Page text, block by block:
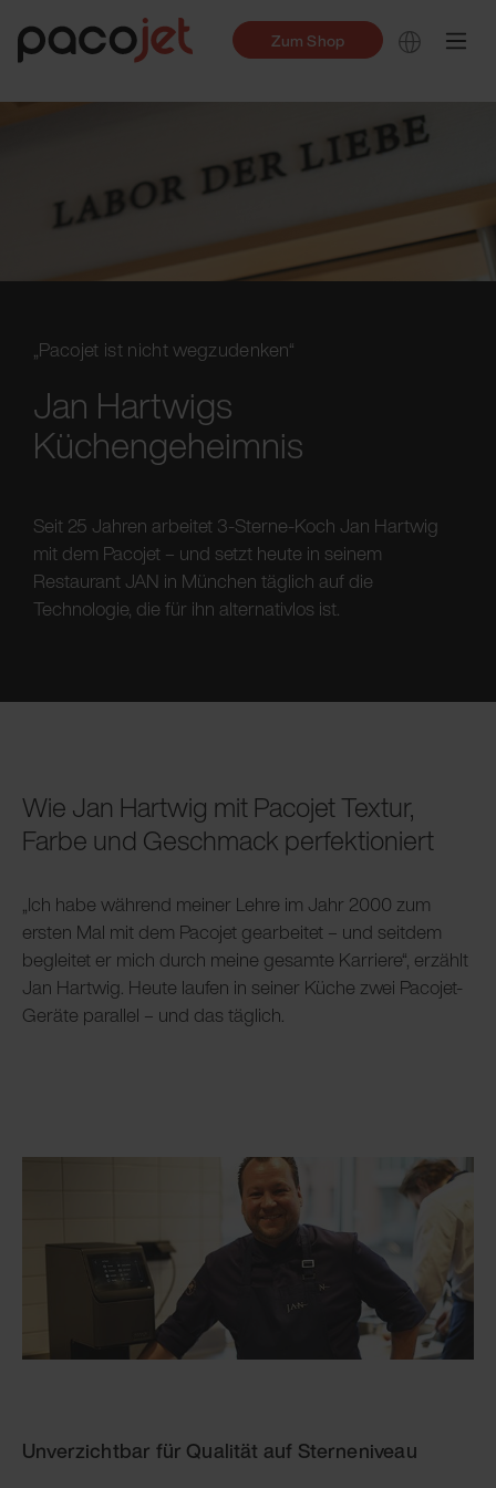
Zum Shop
„Pacojet ist nicht wegzudenken“
Jan Hartwigs
Küchengeheimnis
Seit 25 Jahren arbeitet 3-Sterne-Koch Jan Hartwig
mit dem Pacojet – und setzt heute in seinem
Restaurant JAN in München täglich auf die
Technologie, die für ihn alternativlos ist.
Wie Jan Hartwig mit Pacojet Textur,
Farbe und Geschmack perfektioniert
„Ich habe während meiner Lehre im Jahr 2000 zum
ersten Mal mit dem Pacojet gearbeitet – und seitdem
begleitet er mich durch meine gesamte Karriere“, erzählt
Jan Hartwig. Heute laufen in seiner Küche zwei Pacojet-
Geräte parallel – und das täglich.
Unverzichtbar für Qualität auf Sterneniveau